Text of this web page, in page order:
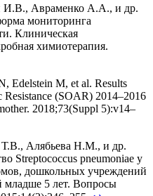
Авраменко А.А., и др.
мониторинга
Клиническая
химиотерапия.
Edelstein M, et al. Results
(SOAR) 2014–2016
2018;73(Suppl 5):v14–
Алябьева Н.М., и др.
Streptococcus pneumoniae у
дошкольных учреждений
младше 5 лет. Вопросы